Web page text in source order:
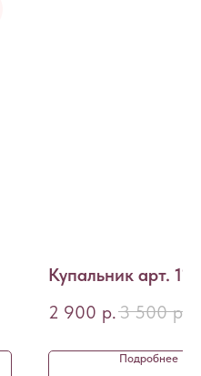
Купальник арт. 118
2 900 р.3 500 р.
Подробнее